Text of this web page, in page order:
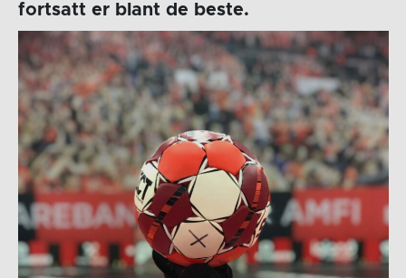
fortsatt er blant de beste.